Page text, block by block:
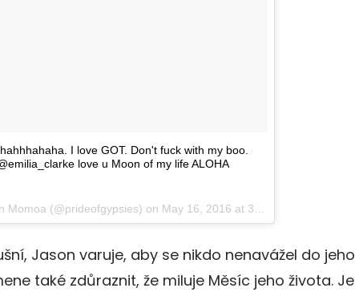
I love GOT. Don't fuck with my boo.
love u Moon of my life ALOHA
Momoa (@prideofgypsies) on May 16, 2016 at 3:19pm PDT
Jason varuje, aby se nikdo nenavážel do jeho
také zdůraznit, že miluje Měsíc jeho života. Je